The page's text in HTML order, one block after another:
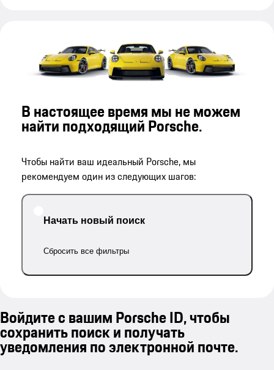
В настоящее время мы не можем
найти подходящий Porsche.
Чтобы найти ваш идеальный Porsche, мы
рекомендуем один из следующих шагов:
Начать новый поиск
Сбросить все фильтры
Войдите с вашим Porsche ID, чтобы
сохранить поиск и получать
уведомления по электронной почте.